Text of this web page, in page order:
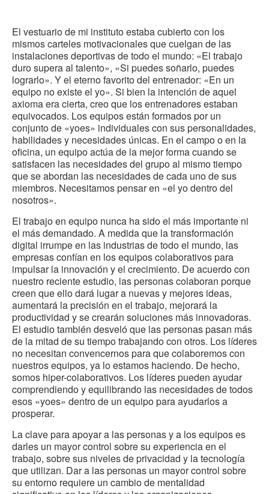
El vestuario de mi instituto estaba cubierto con los
mismos carteles motivacionales que cuelgan de las
instalaciones deportivas de todo el mundo: «El trabajo
duro supera al talento», «Si puedes soñarlo, puedes
lograrlo». Y el eterno favorito del entrenador: «En un
equipo no existe el yo». Si bien la intención de aquel
axioma era cierta, creo que los entrenadores estaban
equivocados. Los equipos están formados por un
conjunto de «yoes» individuales con sus personalidades,
habilidades y necesidades únicas. En el campo o en la
oficina, un equipo actúa de la mejor forma cuando se
satisfacen las necesidades del grupo al mismo tiempo
que se abordan las necesidades de cada uno de sus
miembros. Necesitamos pensar en «el yo dentro del
nosotros».
El trabajo en equipo nunca ha sido el más importante ni
el más demandado. A medida que la transformación
digital irrumpe en las industrias de todo el mundo, las
empresas confían en los equipos colaborativos para
impulsar la innovación y el crecimiento. De acuerdo con
nuestro reciente estudio, las personas colaboran porque
creen que ello dará lugar a nuevas y mejores ideas,
aumentará la precisión en el trabajo, mejorará la
productividad y se crearán soluciones más innovadoras.
El estudio también desveló que las personas pasan más
de la mitad de su tiempo trabajando con otros. Los líderes
no necesitan convencernos para que colaboremos con
nuestros equipos, ya lo estamos haciendo. De hecho,
somos hiper-colaborativos. Los líderes pueden ayudar
comprendiendo y equilibrando las necesidades de todos
esos «yoes» dentro de un equipo para ayudarlos a
prosperar.
La clave para apoyar a las personas y a los equipos es
darles un mayor control sobre su experiencia en el
trabajo, sobre sus niveles de privacidad y la tecnología
que utilizan. Dar a las personas un mayor control sobre
su entorno requiere un cambio de mentalidad